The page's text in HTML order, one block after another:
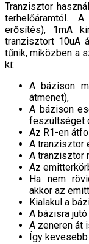
Tranzisztor
terhelőáramtól.
erősítés), 1mA
tranzisztort 10uA
tűnik, miközben a
ki:
A bázison
átmenet),
A bázison
feszültséget
Az R1-en
A tranzisztor
A tranzisztor
Az
Ha nem
akkor az
Kialakul a
A bázisra
A zeneren át
Így